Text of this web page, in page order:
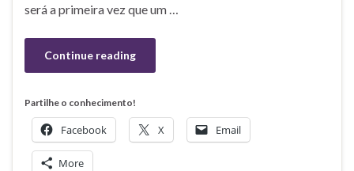
será a primeira vez que um …
Continue reading
Partilhe o conhecimento!
Facebook X Email
More